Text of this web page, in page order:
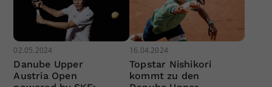
02.05.2024
Danube Upper
Austria Open
16.04.2024
Topstar Nishikori
kommt zu den